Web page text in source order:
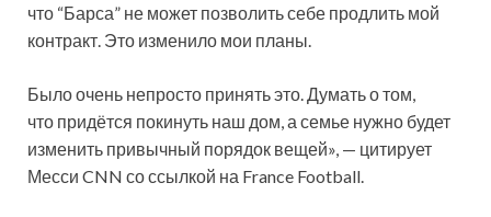
что “Барса” не может позволить себе продлить мой
контракт. Это изменило мои планы.
Было очень непросто принять это. Думать о том,
что придётся покинуть наш дом, а семье нужно будет
изменить привычный порядок вещей», — цитирует
Месси CNN со ссылкой на France Football.